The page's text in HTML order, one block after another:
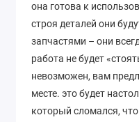
она готова к
строя деталей они
запчастями – они
работа не будет
невозможен, вам
месте. это будет
который сломался,